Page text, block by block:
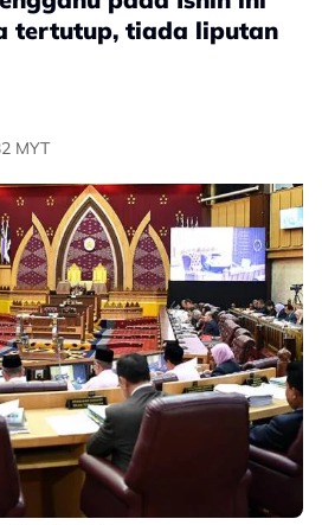
tertutup, tiada liputan
MYT